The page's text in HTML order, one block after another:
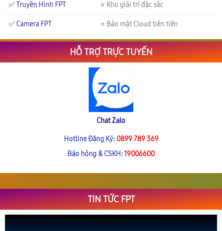
✅ Truyền Hình FPT ⭐ Kho giải trí đặc sắc
✅ Camera FPT ⭐ Bảo mật Cloud tiên tiến
HỖ TRỢ TRỰC TUYẾN
Chat Zalo
Hotline Đăng Ký: 0899 789 369
Báo hỏng & CSKH:19006600
TIN TỨC FPT